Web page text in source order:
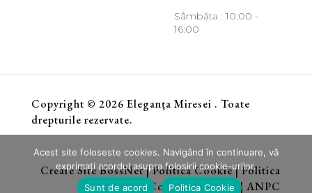
Sâmbăta : 10:00 -
16:00
Copyright © 2026 Eleganța Miresei . Toate
drepturile rezervate.
Creare Site BossNet|Politica Cookie|Politica
de Confindetialitate |ANPC
Acest site foloseste cookies. Navigând în continuare, vă
exprimaţi acordul asupra folosirii cookie-urilor.
Sunt de acord
Politica Cookie